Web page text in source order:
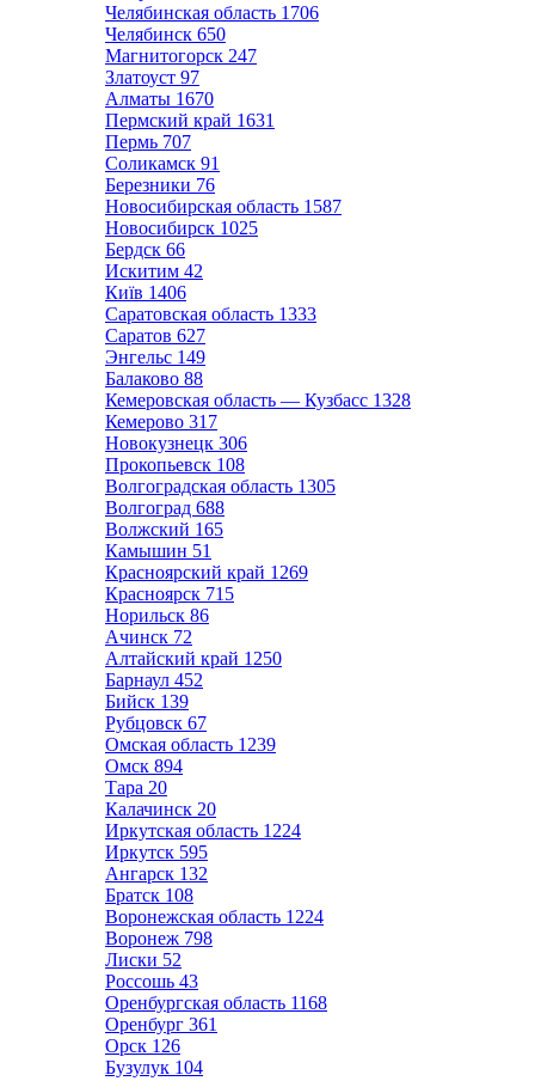
Челябинская область 1706
Челябинск 650
Магнитогорск 247
Златоуст 97
Алматы 1670
Пермский край 1631
Пермь 707
Соликамск 91
Березники 76
Новосибирская область 1587
Новосибирск 1025
Бердск 66
Искитим 42
Київ 1406
Саратовская область 1333
Саратов 627
Энгельс 149
Балаково 88
Кемеровская область — Кузбасс 1328
Кемерово 317
Новокузнецк 306
Прокопьевск 108
Волгоградская область 1305
Волгоград 688
Волжский 165
Камышин 51
Красноярский край 1269
Красноярск 715
Норильск 86
Ачинск 72
Алтайский край 1250
Барнаул 452
Бийск 139
Рубцовск 67
Омская область 1239
Омск 894
Тара 20
Калачинск 20
Иркутская область 1224
Иркутск 595
Ангарск 132
Братск 108
Воронежская область 1224
Воронеж 798
Лиски 52
Россошь 43
Оренбургская область 1168
Оренбург 361
Орск 126
Бузулук 104